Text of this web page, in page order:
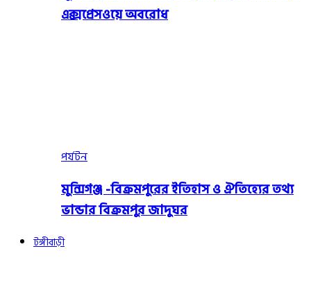
এক্সপ্রেসওয়ে অবরোধ
পর্যটন
মুন্সিগঞ্জ -বিক্রমপুরের ইতিহাস ও ঐতিহ্যের তথ্য
ভান্ডার বিক্রমপুর জাদুঘর
টঙ্গীবাড়ী